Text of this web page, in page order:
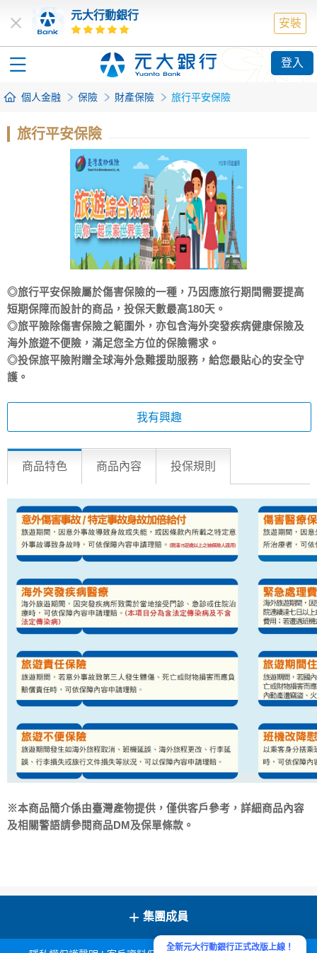
元大行動銀行
安裝
登入
個人金融 保險 財產保險 旅行平安保險
旅行平安保險
◎旅行平安保險屬於傷害保險的一種，乃因應旅行期間需要提高
短期保障而設計的商品，投保天數最高180天。
◎旅平險除傷害保險之範圍外，亦包含海外突發疾病健康保險及
海外旅遊不便險，滿足您全方位的保險需求。
◎投保旅平險附贈全球海外急難援助服務，給您最貼心的安全守
護。
我有興趣
商品特色 商品內容 投保規則
※本商品簡介係由臺灣產物提供，僅供客戶參考，詳細商品內容
及相關警語請參閱商品DM及保單條款。
+ 集團成員
全新元大行動銀行正式改版上線！